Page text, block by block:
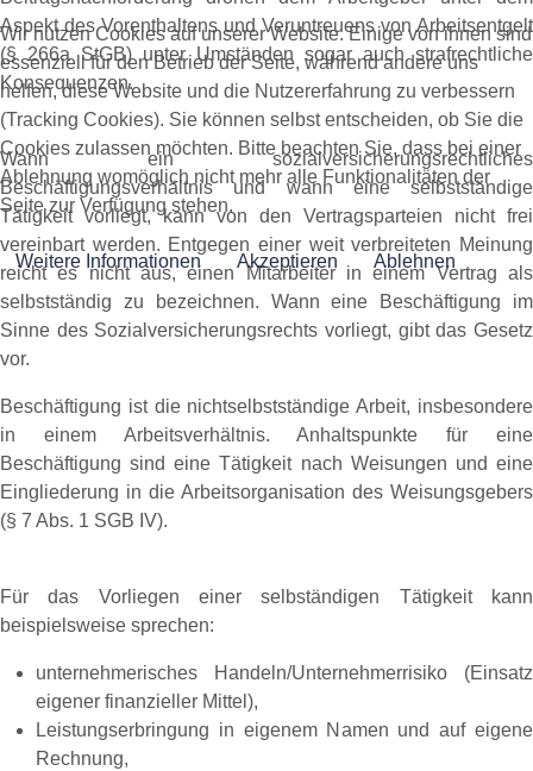
Aspekt des Vorenthaltens und Veruntreuens von Arbeitsentgelt
(§ 266a StGB) unter Umständen sogar auch strafrechtliche
Konsequenzen.
Wann ein sozialversicherungsrechtliches
Beschäftigungsverhältnis und wann eine selbstständige
Tätigkeit vorliegt, kann von den Vertragsparteien nicht frei
vereinbart werden. Entgegen einer weit verbreiteten Meinung
reicht es nicht aus, einen Mitarbeiter in einem Vertrag als
selbstständig zu bezeichnen. Wann eine Beschäftigung im
Sinne des Sozialversicherungsrechts vorliegt, gibt das Gesetz
vor.
Beschäftigung ist die nichtselbstständige Arbeit, insbesondere
in einem Arbeitsverhältnis. Anhaltspunkte für eine
Beschäftigung sind eine Tätigkeit nach Weisungen und eine
Eingliederung in die Arbeitsorganisation des Weisungsgebers
(§ 7 Abs. 1 SGB IV).
Für das Vorliegen einer selbständigen Tätigkeit kann
beispielsweise sprechen:
unternehmerisches Handeln/Unternehmerrisiko (Einsatz
eigener finanzieller Mittel),
Leistungserbringung in eigenem Namen und auf eigene
Rechnung,
Wir nutzen Cookies auf unserer Website. Einige von ihnen sind
essenziell für den Betrieb der Seite, während andere uns
helfen, diese Website und die Nutzererfahrung zu verbessern
(Tracking Cookies). Sie können selbst entscheiden, ob Sie die
Cookies zulassen möchten. Bitte beachten Sie, dass bei einer
Ablehnung womöglich nicht mehr alle Funktionalitäten der
Seite zur Verfügung stehen.
Weitere Informationen Akzeptieren Ablehnen